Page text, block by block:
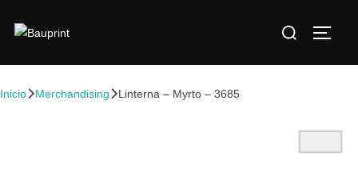
Inicio Merchandising Linterna – Myrto – 3685